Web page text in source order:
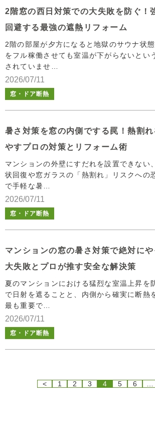
2026/07/11
窓・ドア断熱
2階窓の西日対策での大失敗を防ぐ！
回避する最強の遮熱リフォーム
2階の部屋が夕方になると地獄のサウナ状
をフル稼働させても室温が下がらないとい
されていませ…
2026/07/11
窓・ドア断熱
暑さ対策を窓の内側でする罠！熱割
やすプロの対策とリフォーム術
マンションの外壁にすだれを設置できない
状回復や窓ガラスの「熱割れ」リスクへの
で手軽な暑…
2026/07/11
窓・ドア断熱
マンションの窓の暑さ対策で絶対に
大失敗とプロが推す安全な解決策
夏のマンションにおける猛烈な室温上昇を
で日射を遮ることと、内側から確実に断熱
最も重要で…
< 1 2 3 4 5 6